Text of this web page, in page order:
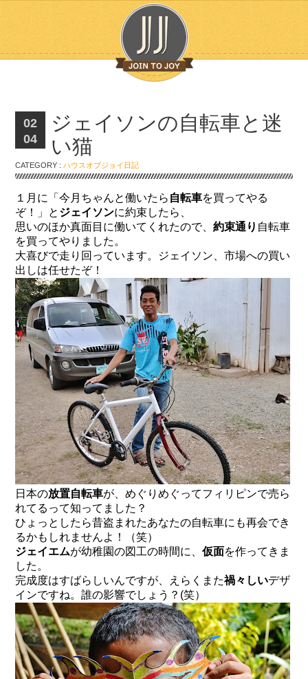
02
04
ジェイソンの自転車と迷
い猫
CATEGORY :ハウスオブジョイ日記
１月に「今月ちゃんと働いたら 自転車を買ってやる
ぞ！」と ジェイソンに約束したら、
思いのほか真面目に働いてくれたので、約束通り 自転車
を買ってやりました。
大喜びで走り回っています。ジェイソン、市場への買い
出しは任せたぞ！
日本の放置自転車が、めぐりめぐってフィリピンで売ら
れてるって知ってました？
ひょっとしたら昔盗まれたあなたの自転車にも再会でき
るかもしれませんよ！（笑）
ジェイエムが幼稚園の図工の時間に、仮面を作ってきま
した。
完成度はすばらしいんですが、えらくまた禍々しいデザ
インですね。誰の影響でしょう？(笑）